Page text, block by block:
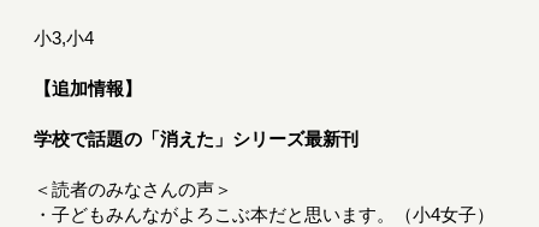
小3,小4
【追加情報】
学校で話題の「消えた」シリーズ最新刊
＜読者のみなさんの声＞
・子どもみんながよろこぶ本だと思います。（小4女子）